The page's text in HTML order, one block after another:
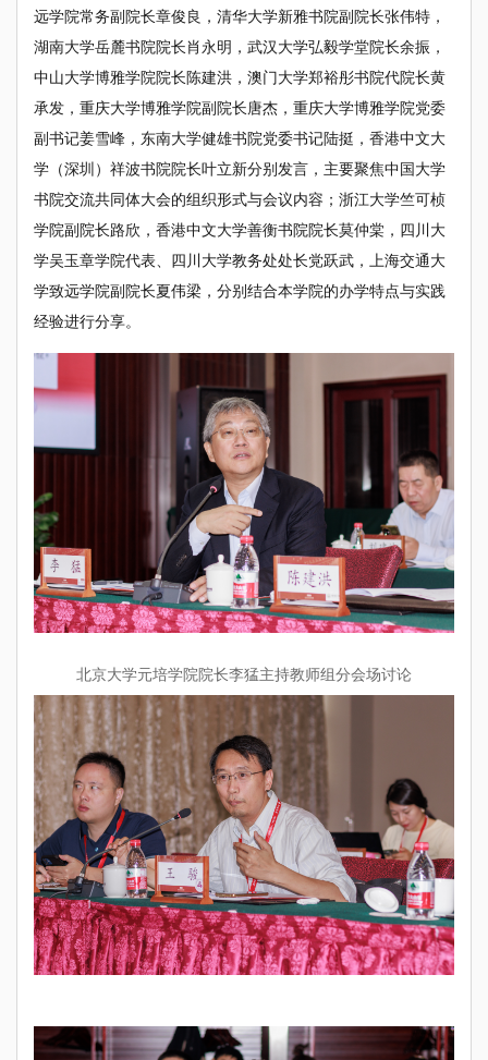
远学院常务副院长章俊良，清华大学新雅书院副院长张伟特，
湖南大学岳麓书院院长肖永明，武汉大学弘毅学堂院长余振，
中山大学博雅学院院长陈建洪，澳门大学郑裕彤书院代院长黄
承发，重庆大学博雅学院副院长唐杰，重庆大学博雅学院党委
副书记姜雪峰，东南大学健雄书院党委书记陆挺，香港中文大
学（深圳）祥波书院院长叶立新分别发言，主要聚焦中国大学
书院交流共同体大会的组织形式与会议内容；浙江大学竺可桢
学院副院长路欣，香港中文大学善衡书院院长莫仲棠，四川大
学吴玉章学院代表、四川大学教务处处长党跃武，上海交通大
学致远学院副院长夏伟梁，分别结合本学院的办学特点与实践
经验进行分享。
北京大学元培学院院长李猛主持教师组分会场讨论